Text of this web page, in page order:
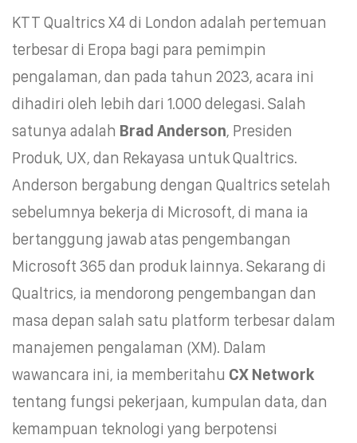
KTT Qualtrics X4 di London adalah pertemuan
terbesar di Eropa bagi para pemimpin
pengalaman, dan pada tahun 2023, acara ini
dihadiri oleh lebih dari 1.000 delegasi. Salah
satunya adalah Brad Anderson, Presiden
Produk, UX, dan Rekayasa untuk Qualtrics.
Anderson bergabung dengan Qualtrics setelah
sebelumnya bekerja di Microsoft, di mana ia
bertanggung jawab atas pengembangan
Microsoft 365 dan produk lainnya. Sekarang di
Qualtrics, ia mendorong pengembangan dan
masa depan salah satu platform terbesar dalam
manajemen pengalaman (XM). Dalam
wawancara ini, ia memberitahu CX Network
tentang fungsi pekerjaan, kumpulan data, dan
kemampuan teknologi yang berpotensi